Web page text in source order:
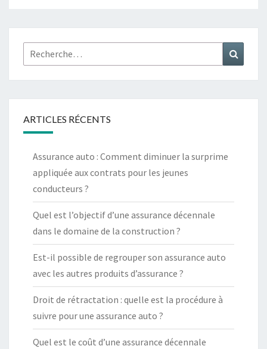
Rechercher :
ARTICLES RÉCENTS
Assurance auto : Comment diminuer la surprime
appliquée aux contrats pour les jeunes
conducteurs ?
Quel est l’objectif d’une assurance décennale
dans le domaine de la construction ?
Est-il possible de regrouper son assurance auto
avec les autres produits d’assurance ?
Droit de rétractation : quelle est la procédure à
suivre pour une assurance auto ?
Quel est le coût d’une assurance décennale